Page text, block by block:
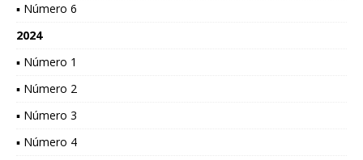
▪ Número 6
2024
▪ Número 1
▪ Número 2
▪ Número 3
▪ Número 4